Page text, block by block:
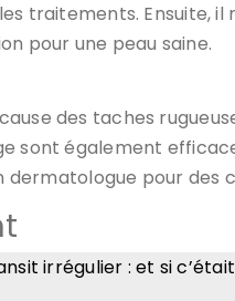
traitements. Ensuite,
pour une peau saine.
des taches
sont également
dermatologue pour des
irrégulier : et si c’était